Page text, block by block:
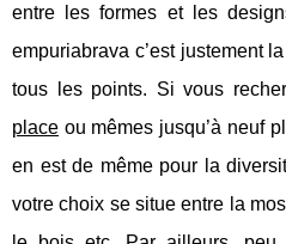
entre les formes et les
empuriabrava c’est justement
tous les points. Si vous
place ou mêmes jusqu’à neuf
en est de même pour la
votre choix se situe entre la